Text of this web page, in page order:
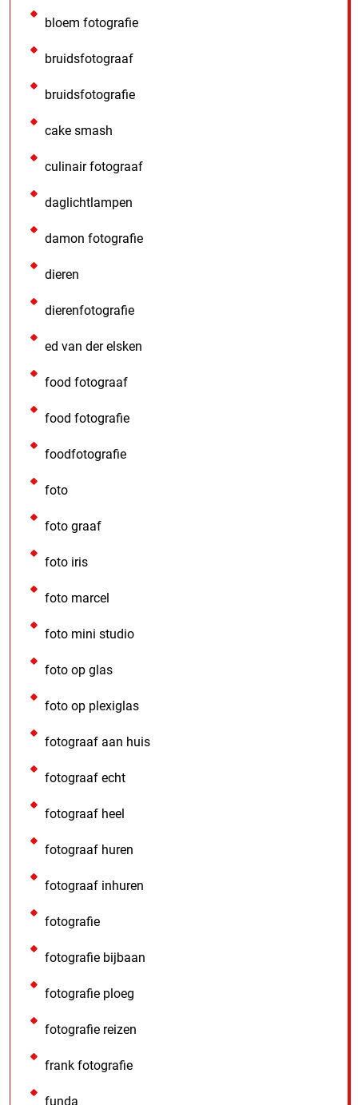
bloem fotografie
bruidsfotograaf
bruidsfotografie
cake smash
culinair fotograaf
daglichtlampen
damon fotografie
dieren
dierenfotografie
ed van der elsken
food fotograaf
food fotografie
foodfotografie
foto
foto graaf
foto iris
foto marcel
foto mini studio
foto op glas
foto op plexiglas
fotograaf aan huis
fotograaf echt
fotograaf heel
fotograaf huren
fotograaf inhuren
fotografie
fotografie bijbaan
fotografie ploeg
fotografie reizen
frank fotografie
funda